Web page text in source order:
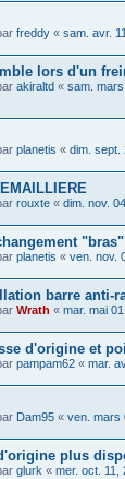
freddy « sam. avr.
lors d'un
akiraltd « sam.
planetis « dim. sept.
rouxte « dim. nov.
planetis « ven. nov.
barre anti-
Wrath « mar. mai
d'origine et
pampam62 « mar.
Dam95 « ven. mars
plus
glurk « mer. oct. 11,